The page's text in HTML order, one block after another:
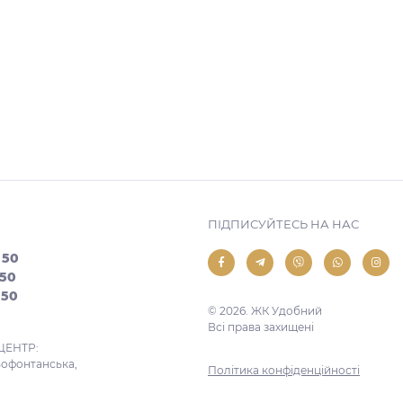
ПІДПИСУЙТЕСЬ НА НАС
© 2026. ЖК Удобний
Всі права захищені
Політика конфіденційності